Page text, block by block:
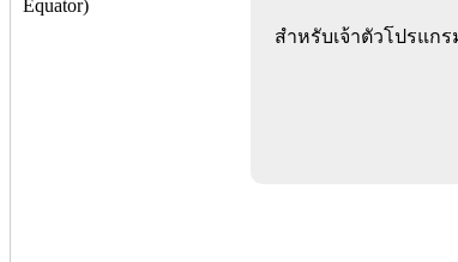
สำหรับเจ้าตัวโปรแก